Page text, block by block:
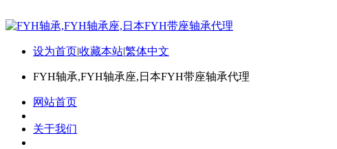
设为首页|收藏本站|繁体中文
FYH轴承,FYH轴承座,日本FYH带座轴承代理
网站首页
关于我们